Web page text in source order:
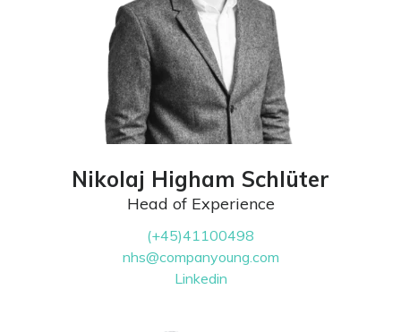
Nikolaj Higham Schlüter
Head of Experience
(+45)41100498
nhs@companyoung.com
Linkedin